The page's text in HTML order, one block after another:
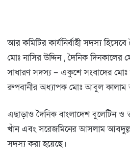
আর কমিটির কার্যনির্বাহী সদস্য
মোঃ নাসির উদ্দিন , দৈনিক
সাধারণ সদস্য – একুশে সংবাদের
রুপবানীর অধ্যাপক মোঃ আবুল
এছাড়াও দৈনিক বাংলাদেশ বুলেটিন ও
খাঁন এবং সরেজমিনের আসলাম
সদস্য করা হয়েছে।